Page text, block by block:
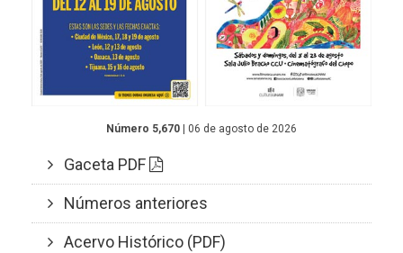
Número 5,670 | 06 de agosto de 2026
Gaceta PDF
Números anteriores
Acervo Histórico (PDF)